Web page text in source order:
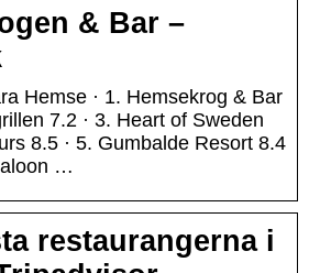
& Bar –
Hemse · 1. Hemsekrog & Bar
7.2 · 3. Heart of Sweden
8.5 · 5. Gumbalde Resort 8.4
…
restaurangerna i